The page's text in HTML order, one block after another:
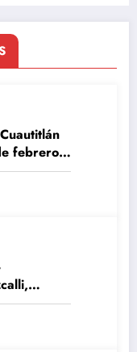
febrero
del 2024